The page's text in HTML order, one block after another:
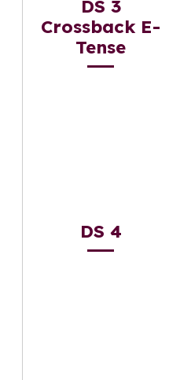
DS 3
Crossback E-
Tense
DS 4